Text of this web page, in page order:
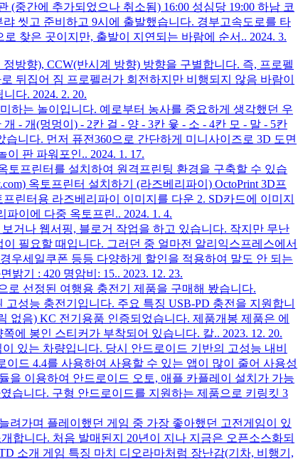
(중간에 추가되었으나 취소됨) 16:00 성심당 19:00 하남 코
씻고 준비하고 9시에 출발했습니다. 경부고속도로를 타
찾은 곳이지만, 출발이 지연되는 바람에 순서.. 2024. 3.
방향), CCW(반시계 방향) 방향을 구별합니다. 즉, 프로펠
뒤집어 짐 프로펠러가 회전하지만 비행되지 않음 바람이
니다. 2024. 2. 20.
하는 놀이입니다. 예로부터 농사를 중요하게 생각했던 우
- 개(멍멍이) - 2칸 걸 - 양 - 3칸 윷 - 소 - 4칸 모 - 말 - 5칸
니다. 먼저 퓨전360으로 간단하게 미니사이즈로 3D 도면
이 판 파워포인.. 2024. 1. 17.
토프린터를 설치하여 원격프린팅 환경을 구축할 수 있습
옥토프린터 설치하기 (라즈베리파이) OctoPrint 3D프
린터용 라즈베리파이 이미지를 다운 2. SD카드에 이미지
파이에 다중 옥토프린.. 2024. 1. 4.
거나 웹서핑, 블로거 작업을 하고 있습니다. 작지만 무난
필요할 때입니다. 그러던 중 얼마전 알리익스프레스에서
우세일쿠폰 등등 다양하게 할인을 적용하여 말도 안 되는
밝기 : 420 명암비: 15.. 2023. 12. 23.
로 선정된 여행용 충전기 제품을 구매해 봤습니다.
성능 충전기입니다. 주요 특징 USB-PD 충전을 지원합니
없음) KC 전기용품 인증되었습니다. 제품개봉 제품은 에
에 봉인 스티커가 부착되어 있습니다. 칼.. 2023. 12. 20.
있는 차량입니다. 당시 안드로이드 기반의 고성능 내비
드 4.4를 사용하여 사용할 수 있는 앱이 많이 줄어 사용성
을 이용하여 안드로이드 오토, 애플 카플레이 설치가 가능
습니다. 구형 안드로이드를 지원하는 제품으로 키링킷 3
려가며 플레이했던 게임 중 가장 좋아했던 고전게임이 있
합니다. 처음 발매된지 20년이 지나 지금은 오픈소스화되
소개 게임 특징 마치 디오라마처럼 장난감(기차, 비행기,